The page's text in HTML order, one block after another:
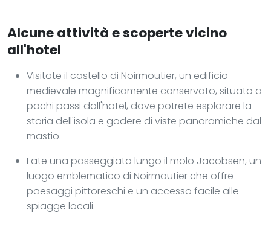
Alcune attività e scoperte vicino
all'hotel
Visitate il castello di Noirmoutier, un edificio
medievale magnificamente conservato, situato a
pochi passi dall'hotel, dove potrete esplorare la
storia dell'isola e godere di viste panoramiche dal
mastio.
Fate una passeggiata lungo il molo Jacobsen, un
luogo emblematico di Noirmoutier che offre
paesaggi pittoreschi e un accesso facile alle
spiagge locali.